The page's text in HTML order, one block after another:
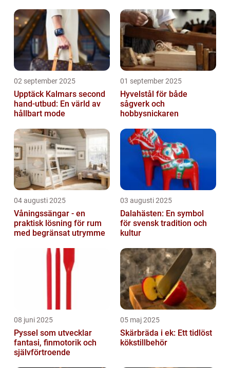
02 september 2025
Upptäck Kalmars second
hand-utbud: En värld av
hållbart mode
01 september 2025
Hyvelstål för både
sågverk och
hobbysnickaren
04 augusti 2025
Våningssängar - en
praktisk lösning för rum
med begränsat utrymme
03 augusti 2025
Dalahästen: En symbol
för svensk tradition och
kultur
08 juni 2025
Pyssel som utvecklar
fantasi, finmotorik och
självförtroende
05 maj 2025
Skärbräda i ek: Ett tidlöst
kökstillbehör